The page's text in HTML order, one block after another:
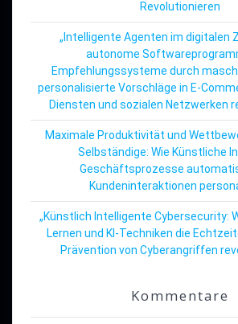
Revolutionieren
„Intelligente Agenten im digitalen
autonome
Empfehlungssysteme durch
personalisierte Vorschläge in E-
Diensten und sozialen Netzwerken
Maximale Produktivität und
Selbständige: Wie Künstliche
Geschäftsprozesse
Kundeninteraktionen
„Künstlich Intelligente Cybersecurity:
Lernen und KI-Techniken die
Prävention von Cyberangriffen
Kommentare